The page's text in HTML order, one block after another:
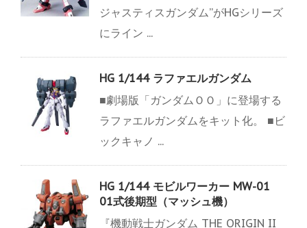
ジャスティスガンダム”がHGシリーズ
にライン ...
HG 1/144 ラファエルガンダム
■劇場版「ガンダムＯＯ」に登場する
ラファエルガンダムをキット化。 ■ビ
ックキャノ ...
HG 1/144 モビルワーカー MW-01
01式後期型（マッシュ機）
『機動戦士ガンダム THE ORIGIN II